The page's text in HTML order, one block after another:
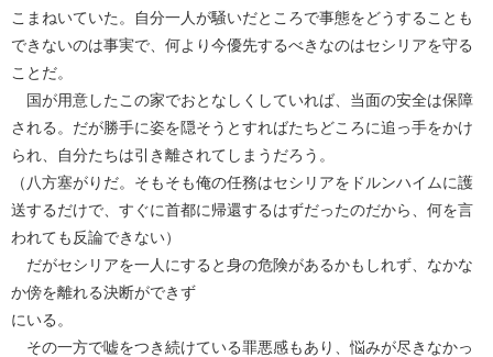
こまねいていた。自分一人が騒いだところで事態をどうすることも
できないのは事実で、何より今優先するべきなのはセシリアを守る
ことだ。
国が用意したこの家でおとなしくしていれば、当面の安全は保障
される。だが勝手に姿を隠そうとすればたちどころに追っ手をかけ
られ、自分たちは引き離されてしまうだろう。
（八方塞がりだ。そもそも俺の任務はセシリアをドルンハイムに護
送するだけで、すぐに首都に帰還するはずだったのだから、何を言
われても反論できない）
だがセシリアを一人にすると身の危険があるかもしれず、なかな
か傍を離れる決断ができず
にいる。
その一方で嘘をつき続けている罪悪感もあり、悩みが尽きなかっ